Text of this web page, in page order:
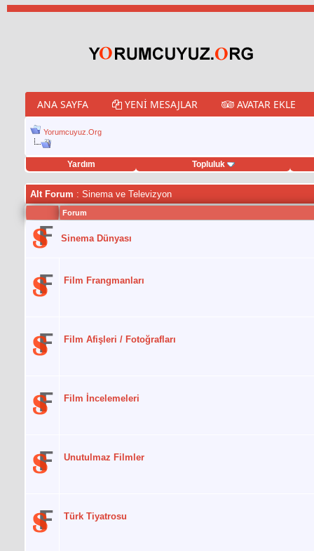
ANA SAYFA YENI MESAJLAR AVATAR EKLE
Yorumcuyuz.Org
Yardım Topluluk
hilesi
Alt Forum : Sinema ve Televizyon
Forum
Sinema Dünyası
Film Frangmanları
Film Afişleri / Fotoğrafları
Film İncelemeleri
Unutulmaz Filmler
Türk Tiyatrosu